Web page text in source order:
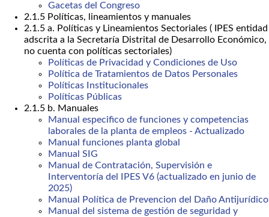
Gacetas del Congreso
2.1.5 Políticas, lineamientos y manuales
2.1.5 a. Políticas y Lineamientos Sectoriales ( IPES entidad
adscrita a la Secretaría Distrital de Desarrollo Económico,
no cuenta con políticas sectoriales)
Políticas de Privacidad y Condiciones de Uso
Política de Tratamientos de Datos Personales
Políticas Institucionales
Políticas Públicas
2.1.5 b. Manuales
Manual especifico de funciones y competencias
laborales de la planta de empleos - Actualizado
Manual funciones planta global
Manual SIG
Manual de Contratación, Supervisión e
Interventoría del IPES V6 (actualizado en junio de
2025)
Manual Política de Prevencion del Daño Antijurídico
Manual del sistema de gestión de seguridad y